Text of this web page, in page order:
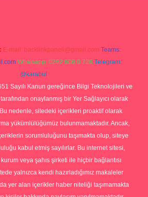
E-mail: backlinkpaneli@gmail.com Teams:
Whatsapp: 0262 606 0 726 Telegram:
@karabul
Sayılı Kanun gereğince Bilgi Teknolojileri ve
onaylanmış bir Yer Sağlayıcı olarak
nedenle, sitedeki içerikleri proaktif olarak
yükümlülüğümüz bulunmamaktadır. Ancak,
sorumluluğunu taşımakta olup, siteye
kabul etmiş sayılırlar. Bu internet sitesi,
veya şahıs şirketi ile hiçbir bağlantısı
yalnızca kendi hazırladığımız makaleler
yer alan içerikler haber niteliği taşımamakta